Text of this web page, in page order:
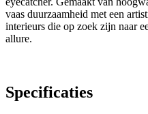
vaas duurzaamheid met een
interieurs die op zoek zijn naar
allure.
Specificaties